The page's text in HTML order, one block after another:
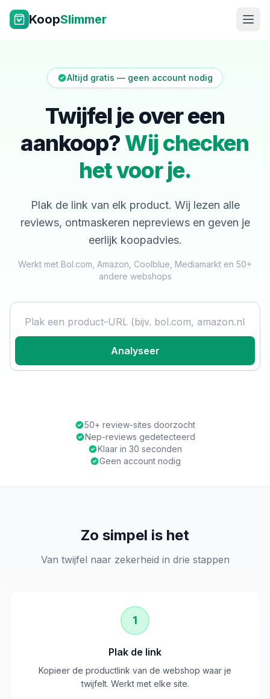
Ga naar inhoud
KoopSlimmer
NL|EN
Altijd gratis — geen account nodig
Twijfel je over een
aankoop? Wij checken
het voor je.
Plak de link van elk product. Wij lezen alle
reviews, ontmaskeren nepreviews en geven je
eerlijk koopadvies.
Werkt met Bol.com, Amazon, Coolblue, Mediamarkt en 50+
andere webshops
Analyseer
50+ review-sites doorzocht
Nep-reviews gedetecteerd
Klaar in 30 seconden
Geen account nodig
Zo simpel is het
Van twijfel naar zekerheid in drie stappen
1
Plak de link
Kopieer de productlink van de webshop waar je
twijfelt. Werkt met elke site.